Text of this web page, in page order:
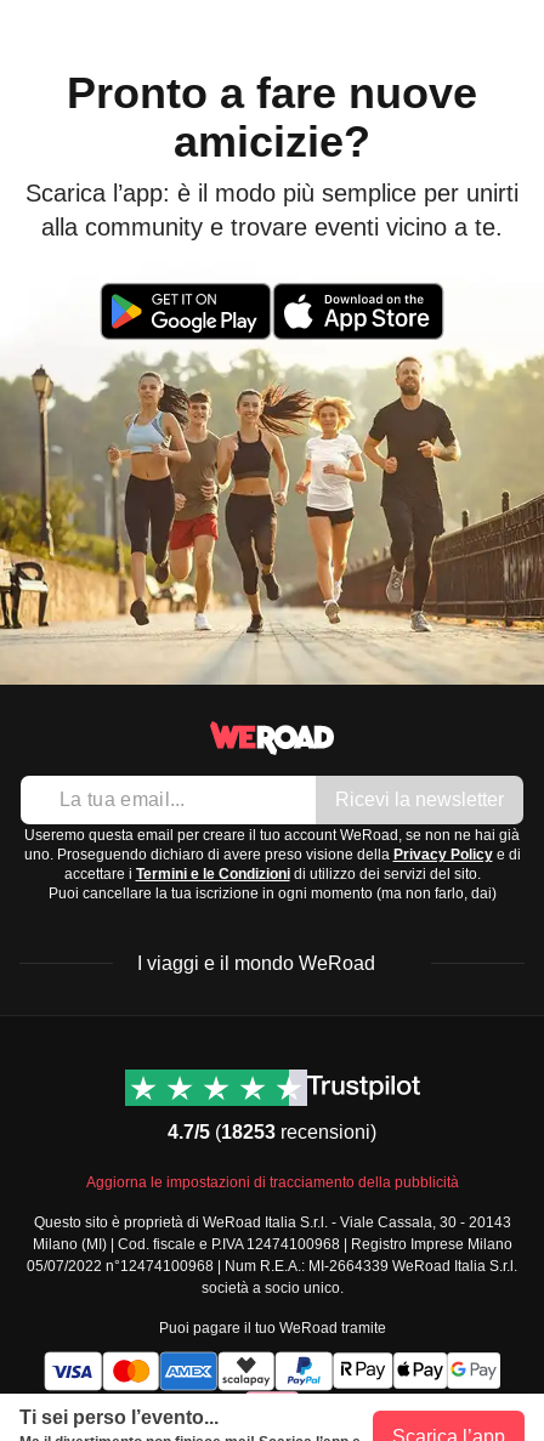
Ti sei perso l’evento...
Scarica l’app
Pronto a fare nuove
amicizie?
Scarica l’app: è il modo più semplice per unirti
alla community e trovare eventi vicino a te.
Ricevi la newsletter
Useremo questa email per creare il tuo account WeRoad, se non ne hai già
uno. Proseguendo dichiaro di avere preso visione della Privacy Policye di
accettare i Termini e le Condizionidi utilizzo dei servizi del sito.
Puoi cancellare la tua iscrizione in ogni momento (ma non farlo, dai)
I viaggi e il mondo WeRoad
Viaggi di gruppo Nord
Viaggi di gruppo Centro
Viaggi di gruppo Sud
America
Viaggi di gruppo Africa
Viaggi di gruppo Medio
Viaggi di gruppo Asia
Viaggi di gruppo Europa
Viaggi di gruppo Nord
Europa
Contatti
Termini e condizioni
Condizioni generali
standard
Policy annullamento
viaggio
Cookie policy
Privacy policy
Security
Governance
4.7/5 (18253 recensioni)
Aggiorna le impostazioni di tracciamento della pubblicità
Questo sito è proprietà di WeRoad Italia S.r.l. - Viale Cassala, 30 - 20143
Milano (MI) | Cod. fiscale e P.IVA 12474100968 | Registro Imprese Milano
05/07/2022 n°12474100968 | Num R.E.A.: MI-2664339 WeRoad Italia S.r.l.
società a socio unico.
Puoi pagare il tuo WeRoad tramite